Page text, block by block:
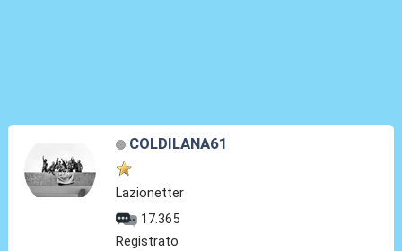
COLDILANA61
Lazionetter
17.365
Registrato